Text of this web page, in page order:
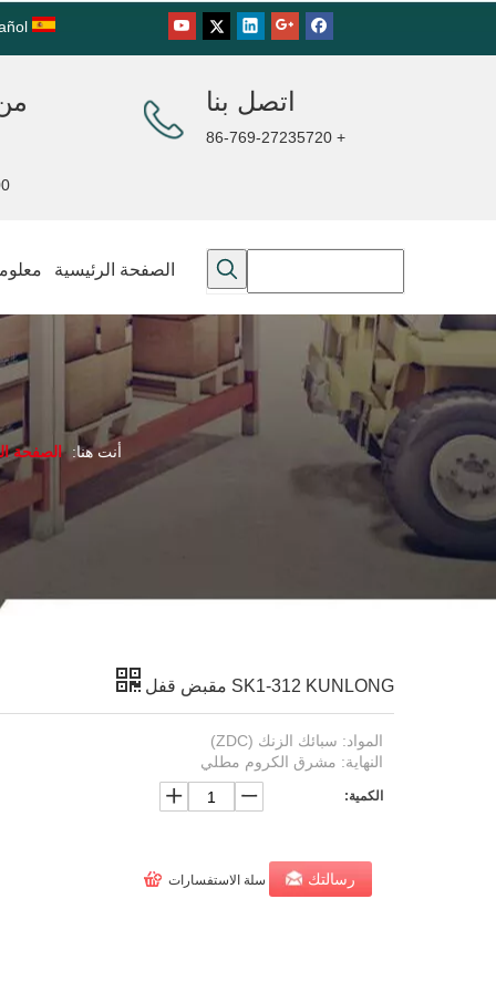
اتصل بنا
+ 86-769-27235720
الصفحة الرئيسية
أنت هنا: الصفحة
SK1-312 KUNLONG مقبض قفل
المواد: سبائك الزنك (ZDC)
النهاية: مشرق الكروم مطلي
الكمية:
رسالتك سلة الاستفسارات